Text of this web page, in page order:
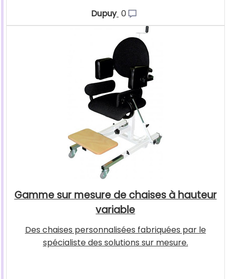
Dupuy 0
Gamme sur mesure de chaises à hauteur
variable
Des chaises personnalisées fabriquées par le
spécialiste des solutions sur mesure.